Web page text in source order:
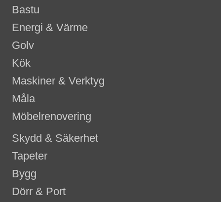
Bastu
Energi & Värme
Golv
Kök
Maskiner & Verktyg
Måla
Möbelrenovering
Skydd & Säkerhet
Tapeter
Bygg
Dörr & Port